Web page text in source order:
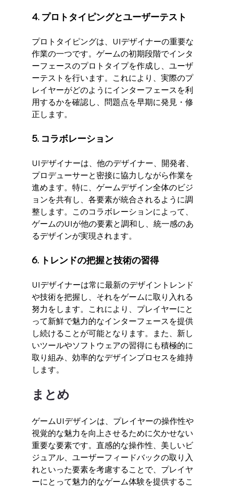
4. プロトタイピングとユーザーテスト
プロトタイピングは、UIデザイナーの重要な
作業の一つです。ゲームの初期段階でインタ
ーフェースのプロトタイプを作成し、ユーザ
ーテストを行います。これにより、実際のプ
レイヤーがどのようにインターフェースを利
用するかを確認し、問題点を早期に発見・修
正します。
5. コラボレーション
UIデザイナーは、他のデザイナー、開発者、
プロデューサーと密接に協力しながら作業を
進めます。特に、ゲームデザイン全体のビジ
ョンを共有し、各要素が統合されるように調
整します。このコラボレーションによって、
ゲームのUIが他の要素と調和し、統一感のあ
るデザインが実現されます。
6. トレンドの把握と技術の習得
UIデザイナーは常に最新のデザイントレンド
や技術を把握し、それをゲームに取り入れる
努力をします。これにより、プレイヤーにと
って新鮮で魅力的なインターフェースを提供
し続けることが可能となります。また、新し
いツールやソフトウェアの習得にも積極的に
取り組み、効率的なデザインプロセスを維持
します。
まとめ
ゲームUIデザインは、プレイヤーの操作性や
視覚的な魅力を向上させるために欠かせない
重要な要素です。直感的な操作性、美しいビ
ジュアル、ユーザーフィードバックの取り入
れといった要素を考慮することで、プレイヤ
ーにとって魅力的なゲーム体験を提供するこ